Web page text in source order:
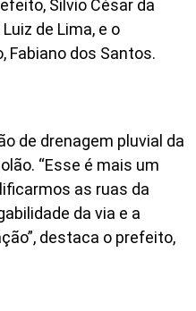
Silvio César da
de Lima, e o
Fabiano dos Santos.
de drenagem pluvial da
“Esse é mais um
as ruas da
da via e a
destaca o prefeito,